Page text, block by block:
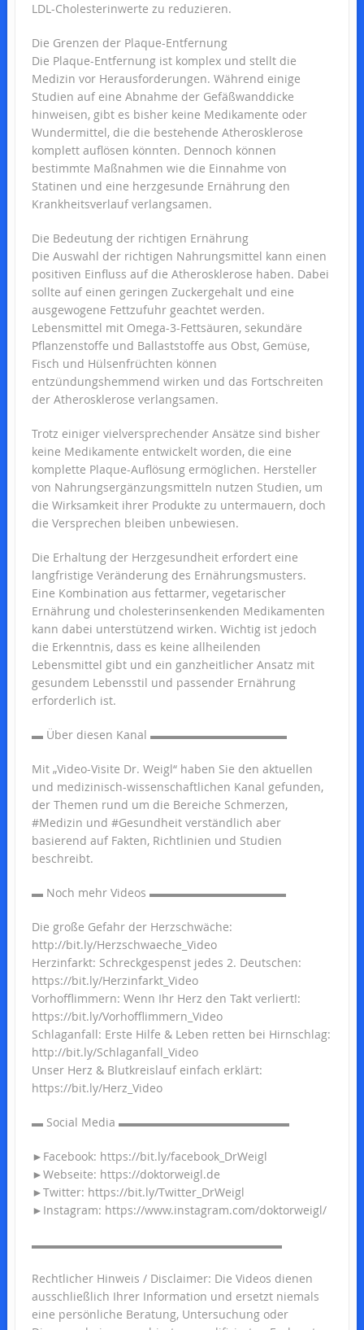
LDL-Cholesterinwerte zu reduzieren.
Die Grenzen der Plaque-Entfernung
Die Plaque-Entfernung ist komplex und stellt die
Medizin vor Herausforderungen. Während einige
Studien auf eine Abnahme der Gefäßwanddicke
hinweisen, gibt es bisher keine Medikamente oder
Wundermittel, die die bestehende Atherosklerose
komplett auflösen könnten. Dennoch können
bestimmte Maßnahmen wie die Einnahme von
Statinen und eine herzgesunde Ernährung den
Krankheitsverlauf verlangsamen.
Die Bedeutung der richtigen Ernährung
Die Auswahl der richtigen Nahrungsmittel kann einen
positiven Einfluss auf die Atherosklerose haben. Dabei
sollte auf einen geringen Zuckergehalt und eine
ausgewogene Fettzufuhr geachtet werden.
Lebensmittel mit Omega-3-Fettsäuren, sekundäre
Pflanzenstoffe und Ballaststoffe aus Obst, Gemüse,
Fisch und Hülsenfrüchten können
entzündungshemmend wirken und das Fortschreiten
der Atherosklerose verlangsamen.
Trotz einiger vielversprechender Ansätze sind bisher
keine Medikamente entwickelt worden, die eine
komplette Plaque-Auflösung ermöglichen. Hersteller
von Nahrungsergänzungsmitteln nutzen Studien, um
die Wirksamkeit ihrer Produkte zu untermauern, doch
die Versprechen bleiben unbewiesen.
Die Erhaltung der Herzgesundheit erfordert eine
langfristige Veränderung des Ernährungsmusters.
Eine Kombination aus fettarmer, vegetarischer
Ernährung und cholesterinsenkenden Medikamenten
kann dabei unterstützend wirken. Wichtig ist jedoch
die Erkenntnis, dass es keine allheilenden
Lebensmittel gibt und ein ganzheitlicher Ansatz mit
gesundem Lebensstil und passender Ernährung
erforderlich ist.
▬ Über diesen Kanal ▬▬▬▬▬▬▬▬▬▬▬▬
Mit „Video-Visite Dr. Weigl“ haben Sie den aktuellen
und medizinisch-wissenschaftlichen Kanal gefunden,
der Themen rund um die Bereiche Schmerzen,
#Medizin und #Gesundheit verständlich aber
basierend auf Fakten, Richtlinien und Studien
beschreibt.
▬ Noch mehr Videos ▬▬▬▬▬▬▬▬▬▬▬▬
Die große Gefahr der Herzschwäche:
http://bit.ly/Herzschwaeche_Video
Herzinfarkt: Schreckgespenst jedes 2. Deutschen:
https://bit.ly/Herzinfarkt_Video
Vorhofflimmern: Wenn Ihr Herz den Takt verliert!:
https://bit.ly/Vorhofflimmern_Video
Schlaganfall: Erste Hilfe & Leben retten bei Hirnschlag:
http://bit.ly/Schlaganfall_Video
Unser Herz & Blutkreislauf einfach erklärt:
https://bit.ly/Herz_Video
▬ Social Media ▬▬▬▬▬▬▬▬▬▬▬▬▬▬▬
►Facebook: https://bit.ly/facebook_DrWeigl
►Webseite: https://doktorweigl.de
►Twitter: https://bit.ly/Twitter_DrWeigl
►Instagram: https://www.instagram.com/doktorweigl/
▬▬▬▬▬▬▬▬▬▬▬▬▬▬▬▬▬▬▬▬▬▬
Rechtlicher Hinweis / Disclaimer: Die Videos dienen
ausschließlich Ihrer Information und ersetzt niemals
eine persönliche Beratung, Untersuchung oder